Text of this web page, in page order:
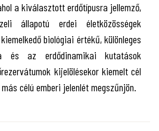
a kiválasztott erdőtípusra jellemző,
állapotú erdei életközösségek
biológiai értékű, különleges
és az erdődinamikai kutatások
kijelölésekor kiemelt cél
célú emberi jelenlét megszűnjön.